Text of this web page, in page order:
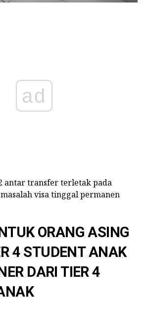
ad
antar transfer terletak pada
visa tinggal permanen
ORANG ASING
4 STUDENT ANAK
DARI TIER 4